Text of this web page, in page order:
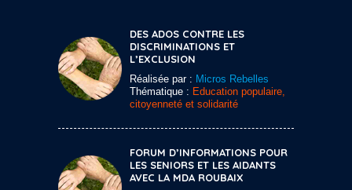
DES ADOS CONTRE LES
DISCRIMINATIONS ET
L’EXCLUSION
Réalisée par : Micros Rebelles
Thématique : Education populaire,
citoyenneté et solidarité
FORUM D’INFORMATIONS POUR
LES SENIORS ET LES AIDANTS
AVEC LA MDA ROUBAIX